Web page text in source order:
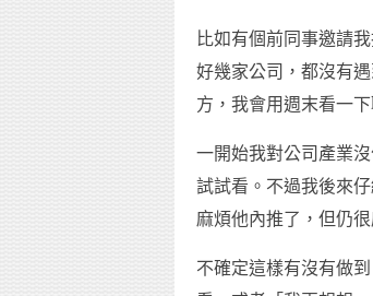
比如有個前同事邀請
好幾家公司，都沒有
方，我會用週末看一
一開始我對公司產業
試試看。不過我後來
麻煩他內推了，但仍
不確定這樣有沒有做